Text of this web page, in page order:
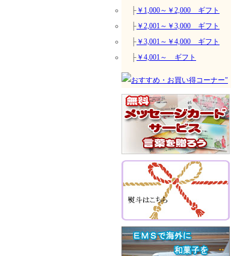
├ ￥1,000～￥2,000 ギフト
├ ￥2,001～￥3,000 ギフト
├ ￥3,001～￥4,000 ギフト
├ ￥4,001～ ギフト